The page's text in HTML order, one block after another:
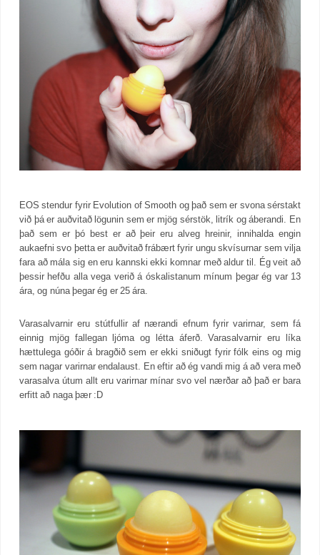
EOS stendur fyrir Evolution of Smooth og það sem er svona sérstakt
við þá er auðvitað lögunin sem er mjög sérstök, litrík og áberandi. En
það sem er þó best er að þeir eru alveg hreinir, innihalda engin
aukaefni svo þetta er auðvitað frábært fyrir ungu skvísurnar sem vilja
fara að mála sig en eru kannski ekki komnar með aldur til. Ég veit að
þessir hefðu alla vega verið á óskalistanum mínum þegar ég var 13
ára, og núna þegar ég er 25 ára.
Varasalvarnir eru stútfullir af nærandi efnum fyrir varirnar, sem fá
einnig mjög fallegan ljóma og létta áferð. Varasalvarnir eru líka
hættulega góðir á bragðið sem er ekki sniðugt fyrir fólk eins og mig
sem nagar varirnar endalaust. En eftir að ég vandi mig á að vera með
varasalva útum allt eru varirnar mínar svo vel nærðar að það er bara
erfitt að naga þær :D